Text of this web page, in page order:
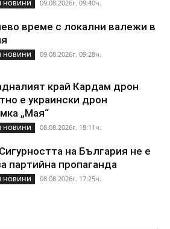
НОВИНИ 09.08.2026г. 09:40ч.
време с локални валежи в
НОВИНИ 09.08.2026г. 09:28ч.
край Кардам дрон
е украински дрон
„Мая“
НОВИНИ 08.08.2026г. 18:11ч.
на България не е
партийна пропаганда
НОВИНИ 08.08.2026г. 17:25ч.